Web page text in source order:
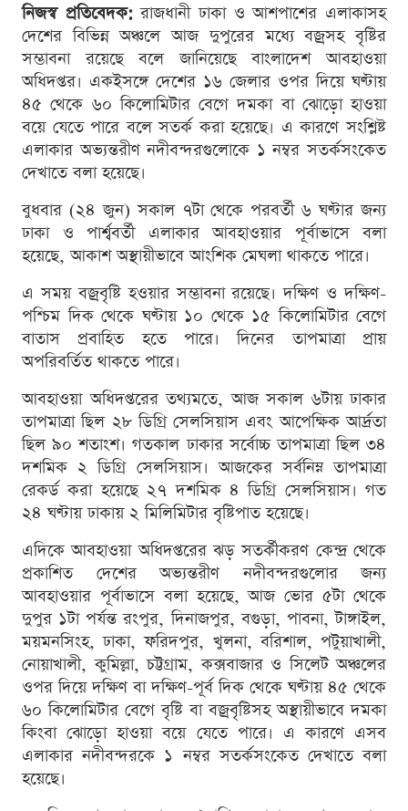
নিজস্ব প্রতিবেদক:রাজধানী ঢাকা ও আশপাশের এলাকাসহ
দেশের বিভিন্ন অঞ্চলে আজ দুপুরের মধ্যে বজ্রসহ বৃষ্টির
সম্ভাবনা রয়েছে বলে জানিয়েছে বাংলাদেশ আবহাওয়া
অধিদপ্তর। একইসঙ্গে দেশের ১৬ জেলার ওপর দিয়ে ঘণ্টায়
৪৫ থেকে ৬০ কিলোমিটার বেগে দমকা বা ঝোড়ো হাওয়া
বয়ে যেতে পারে বলে সতর্ক করা হয়েছে। এ কারণে সংশ্লিষ্ট
এলাকার অভ্যন্তরীণ নদীবন্দরগুলোকে ১ নম্বর সতর্কসংকেত
দেখাতে বলা হয়েছে।
বুধবার (২৪ জুন) সকাল ৭টা থেকে পরবর্তী ৬ ঘণ্টার জন্য
ঢাকা ও পার্শ্ববর্তী এলাকার আবহাওয়ার পূর্বাভাসে বলা
হয়েছে, আকাশ অস্থায়ীভাবে আংশিক মেঘলা থাকতে পারে।
এ সময় বজ্রবৃষ্টি হওয়ার সম্ভাবনা রয়েছে। দক্ষিণ ও দক্ষিণ-
পশ্চিম দিক থেকে ঘণ্টায় ১০ থেকে ১৫ কিলোমিটার বেগে
বাতাস প্রবাহিত হতে পারে। দিনের তাপমাত্রা প্রায়
অপরিবর্তিত থাকতে পারে।
আবহাওয়া অধিদপ্তরের তথ্যমতে, আজ সকাল ৬টায় ঢাকার
তাপমাত্রা ছিল ২৮ ডিগ্রি সেলসিয়াস এবং আপেক্ষিক আর্দ্রতা
ছিল ৯০ শতাংশ। গতকাল ঢাকার সর্বোচ্চ তাপমাত্রা ছিল ৩৪
দশমিক ২ ডিগ্রি সেলসিয়াস। আজকের সর্বনিম্ন তাপমাত্রা
রেকর্ড করা হয়েছে ২৭ দশমিক ৪ ডিগ্রি সেলসিয়াস। গত
২৪ ঘণ্টায় ঢাকায় ২ মিলিমিটার বৃষ্টিপাত হয়েছে।
এদিকে আবহাওয়া অধিদপ্তরের ঝড় সতর্কীকরণ কেন্দ্র থেকে
প্রকাশিত দেশের অভ্যন্তরীণ নদীবন্দরগুলোর জন্য
আবহাওয়ার পূর্বাভাসে বলা হয়েছে, আজ ভোর ৫টা থেকে
দুপুর ১টা পর্যন্ত রংপুর, দিনাজপুর, বগুড়া, পাবনা, টাঙ্গাইল,
ময়মনসিংহ, ঢাকা, ফরিদপুর, খুলনা, বরিশাল, পটুয়াখালী,
নোয়াখালী, কুমিল্লা, চট্টগ্রাম, কক্সবাজার ও সিলেট অঞ্চলের
ওপর দিয়ে দক্ষিণ বা দক্ষিণ-পূর্ব দিক থেকে ঘণ্টায় ৪৫ থেকে
৬০ কিলোমিটার বেগে বৃষ্টি বা বজ্রবৃষ্টিসহ অস্থায়ীভাবে দমকা
কিংবা ঝোড়ো হাওয়া বয়ে যেতে পারে। এ কারণে এসব
এলাকার নদীবন্দরকে ১ নম্বর সতর্কসংকেত দেখাতে বলা
হয়েছে।